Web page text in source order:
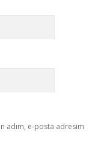
adım, e-posta adresim